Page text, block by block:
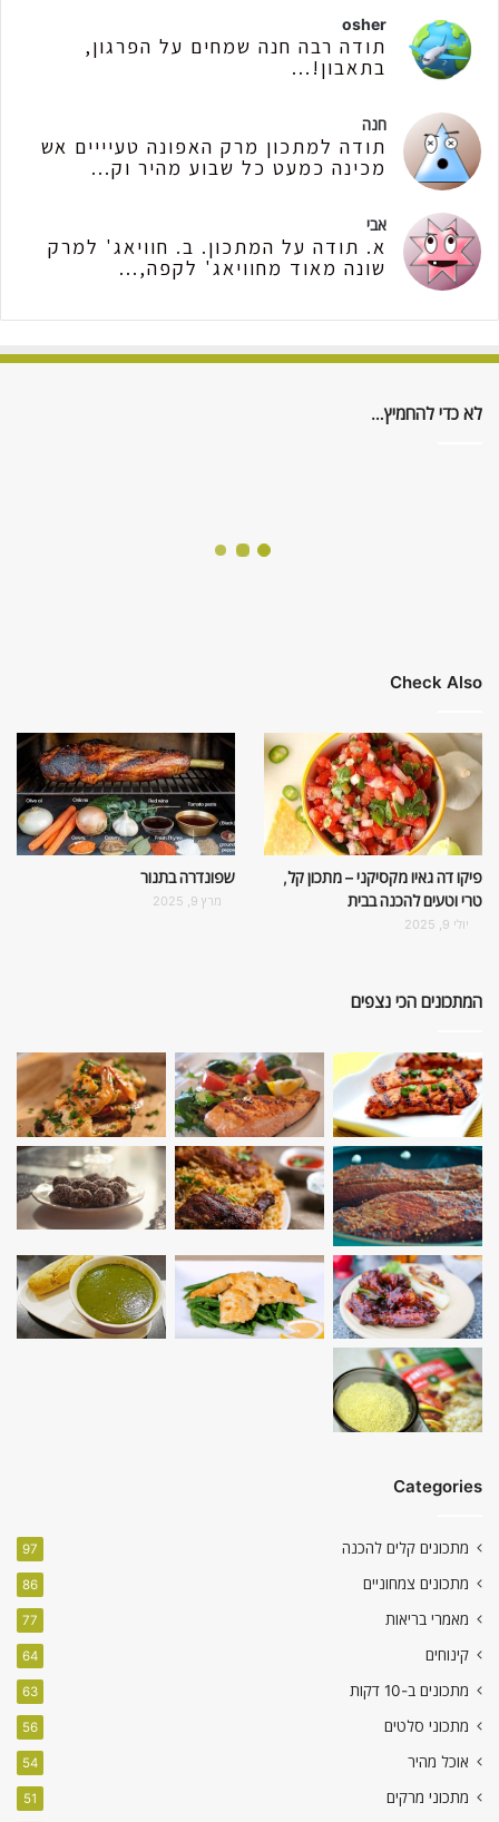
osher
תודה רבה חנה שמחים על הפרגון,
בתאבון!...
חנה
תודה למתכון מרק האפונה טעיייים אש
מכינה כמעט כל שבוע מהיר וק...
אבי
א. תודה על המתכון. ב. חוויאג' למרק
שונה מאוד מחוויאג' לקפה,...
לא כדי להחמיץ…
Check Also
פיקו דה גאיו מקסיקני – מתכון קל,
טרי וטעים להכנה בבית
יולי 9, 2025
שפונדרה בתנור
מרץ 9, 2025
המתכונים הכי נצפים
Categories
מתכונים קלים להכנה 97
מתכונים צמחוניים 86
מאמרי בריאות 77
קינוחים 64
מתכונים ב-10 דקות 63
מתכוני סלטים 56
אוכל מהיר 54
מתכוני מרקים 51